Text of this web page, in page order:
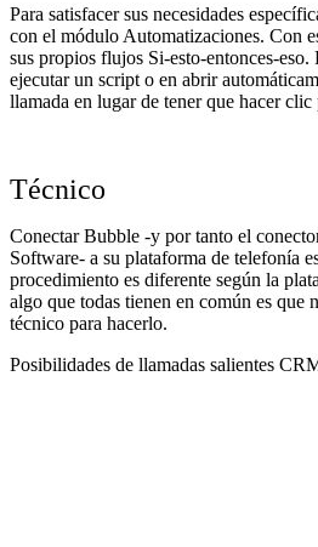
Para satisfacer sus necesidades
con el módulo Automatizaciones. Con
sus propios flujos Si-esto-entonces-eso.
ejecutar un script o en abrir
llamada en lugar de tener que hacer clic
Técnico
Conectar Bubble -y por tanto el
Software- a su plataforma de telefonía
procedimiento es diferente según la
algo que todas tienen en común es que
técnico para hacerlo.
Posibilidades de llamadas salientes